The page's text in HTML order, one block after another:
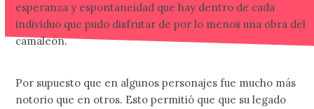
esperanza y espontaneidad que hay dentro de cada
individuo que pudo disfrutar de por lo menos una obra del
camaleón.
Por supuesto que en algunos personajes fue mucho más
notorio que en otros. Esto permitió que que su legado